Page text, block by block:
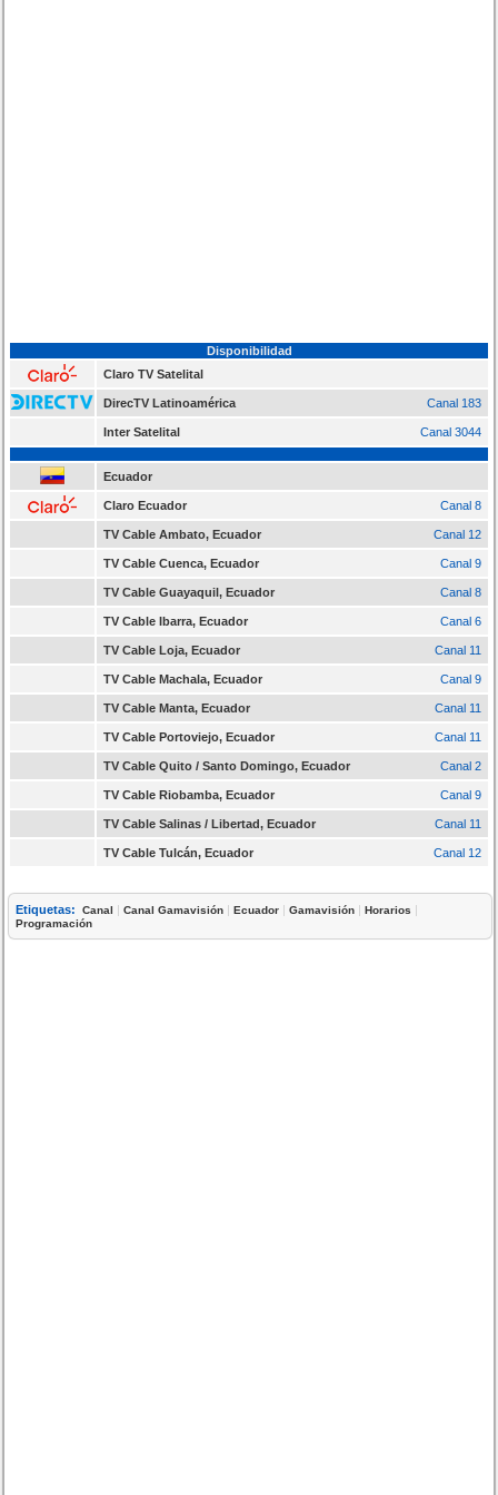
Disponibilidad
Claro TV Satelital
DirecTV Latinoamérica Canal 183
Inter Satelital Canal 3044
Ecuador
Claro Ecuador Canal 8
TV Cable Ambato, Ecuador Canal 12
TV Cable Cuenca, Ecuador Canal 9
TV Cable Guayaquil, Ecuador Canal 8
TV Cable Ibarra, Ecuador Canal 6
TV Cable Loja, Ecuador Canal 11
TV Cable Machala, Ecuador Canal 9
TV Cable Manta, Ecuador Canal 11
TV Cable Portoviejo, Ecuador Canal 11
TV Cable Quito / Santo Domingo, Ecuador Canal 2
TV Cable Riobamba, Ecuador Canal 9
TV Cable Salinas / Libertad, Ecuador Canal 11
TV Cable Tulcán, Ecuador Canal 12
Etiquetas: Canal |Canal Gamavisión |Ecuador |Gamavisión |Horarios |
Programación